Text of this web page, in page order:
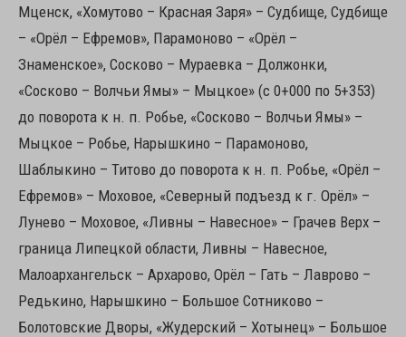
Мценск, «Хомутово – Красная Заря» – Судбище, Судбище
– «Орёл – Ефремов», Парамоново – «Орёл –
Знаменское», Сосково – Мураевка – Должонки,
«Сосково – Волчьи Ямы» – Мыцкое» (с 0+000 по 5+353)
до поворота к н. п. Робье, «Сосково – Волчьи Ямы» –
Мыцкое – Робье, Нарышкино – Парамоново,
Шаблыкино – Титово до поворота к н. п. Робье, «Орёл –
Ефремов» – Моховое, «Северный подъезд к г. Орёл» –
Лунево – Моховое, «Ливны – Навесное» – Грачев Верх –
граница Липецкой области, Ливны – Навесное,
Малоархангельск – Архарово, Орёл – Гать – Лаврово –
Редькино, Нарышкино – Большое Сотниково –
Болотовские Дворы, «Жудерский – Хотынец» – Большое